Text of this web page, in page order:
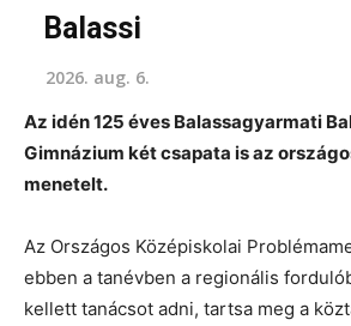
Balassi
2026. aug. 6.
Az idén 125 éves Balassagyarmati
Gimnázium két csapata is az
menetelt.
Az Országos Középiskolai
ebben a tanévben a regionális
kellett tanácsot adni, tartsa meg a